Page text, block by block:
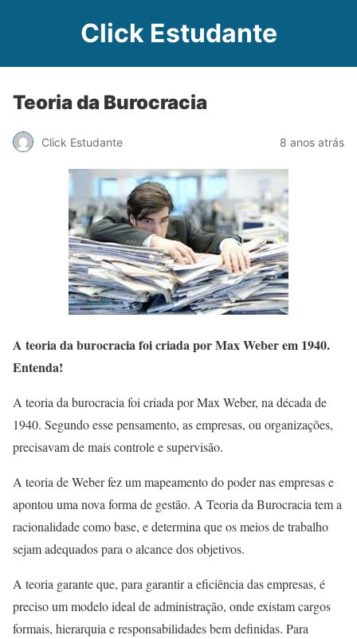
Click Estudante
Teoria da Burocracia
Click Estudante 8 anos atrás
A teoria da burocracia foi criada por Max Weber em 1940.
Entenda!
A teoria da burocracia foi criada por Max Weber, na década de
1940. Segundo esse pensamento, as empresas, ou organizações,
precisavam de mais controle e supervisão.
A teoria de Weber fez um mapeamento do poder nas empresas e
apontou uma nova forma de gestão. A Teoria da Burocracia tem a
racionalidade como base, e determina que os meios de trabalho
sejam adequados para o alcance dos objetivos.
A teoria garante que, para garantir a eficiência das empresas, é
preciso um modelo ideal de administração, onde existam cargos
formais, hierarquia e responsabilidades bem definidas. Para